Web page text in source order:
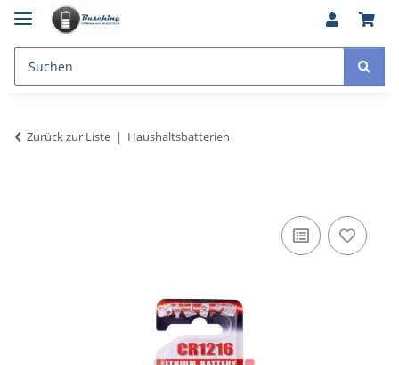
Zurück zur Liste Haushaltsbatterien